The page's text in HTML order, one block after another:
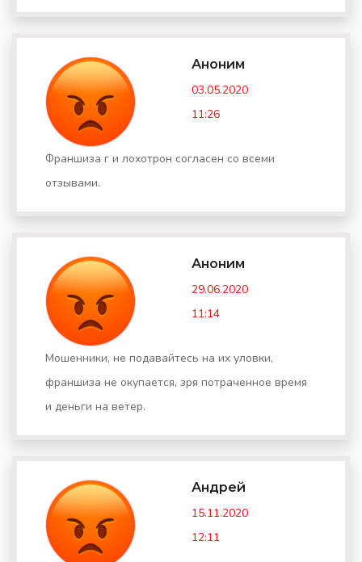
Аноним
03.05.2020
11:26
Франшиза г и лохотрон согласен со всеми
отзывами.
Аноним
29.06.2020
11:14
Мошенники, не подавайтесь на их уловки,
франшиза не окупается, зря потраченное время
и деньги на ветер.
Андрей
15.11.2020
12:11